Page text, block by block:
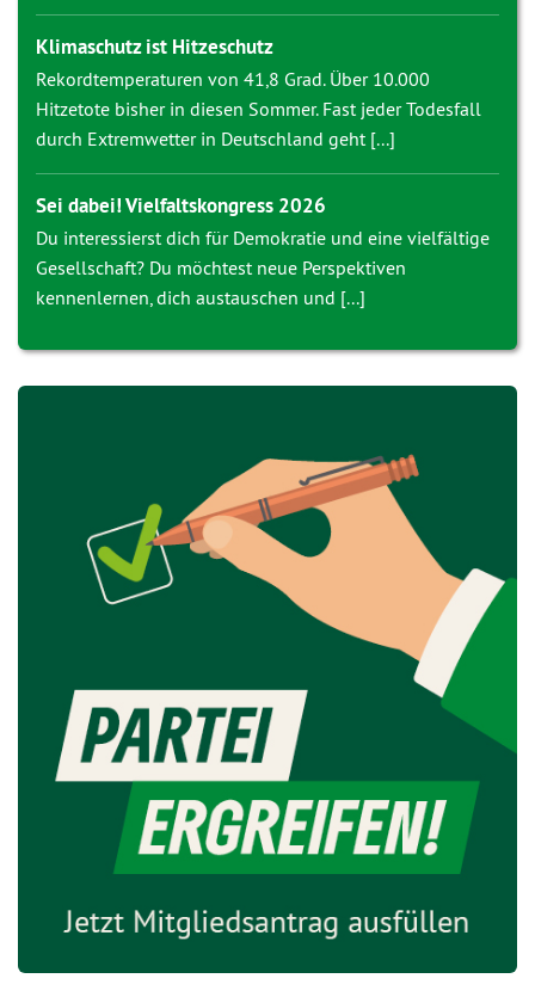
Klimaschutz ist Hitzeschutz
Rekordtemperaturen von 41,8 Grad. Über 10.000
Hitzetote bisher in diesen Sommer. Fast jeder Todesfall
durch Extremwetter in Deutschland geht [...]
Sei dabei! Vielfaltskongress 2026
Du interessierst dich für Demokratie und eine vielfältige
Gesellschaft? Du möchtest neue Perspektiven
kennenlernen, dich austauschen und [...]